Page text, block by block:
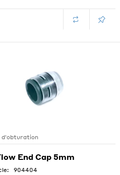
d'obturation
End Cap 5mm
904404